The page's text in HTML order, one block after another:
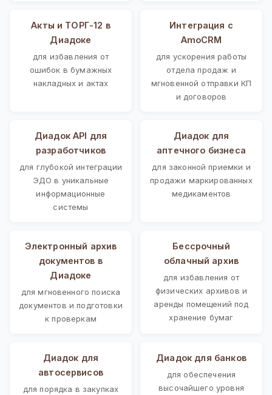
Акты и ТОРГ-12 в
Диадоке
для избавления от
ошибок в бумажных
накладных и актах
Интеграция с
AmoCRM
для ускорения работы
отдела продаж и
мгновенной отправки КП
и договоров
Диадок API для
разработчиков
для глубокой интеграции
ЭДО в уникальные
информационные
системы
Диадок для
аптечного бизнеса
для законной приемки и
продажи маркированных
медикаментов
Электронный архив
документов в
Диадоке
для мгновенного поиска
документов и подготовки
к проверкам
Бессрочный
облачный архив
для избавления от
физических архивов и
аренды помещений под
хранение бумаг
Диадок для
автосервисов
для порядка в закупках
Диадок для банков
для обеспечения
высочайшего уровня